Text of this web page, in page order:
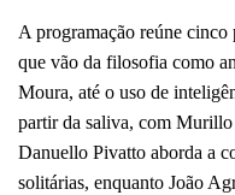
A programação reúne cinco
que vão da filosofia como
Moura, até o uso de
partir da saliva, com
Danuello Pivatto aborda a
solitárias, enquanto João